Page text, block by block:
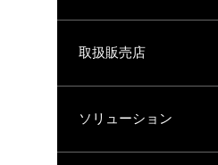
取扱販売店
ソリューション